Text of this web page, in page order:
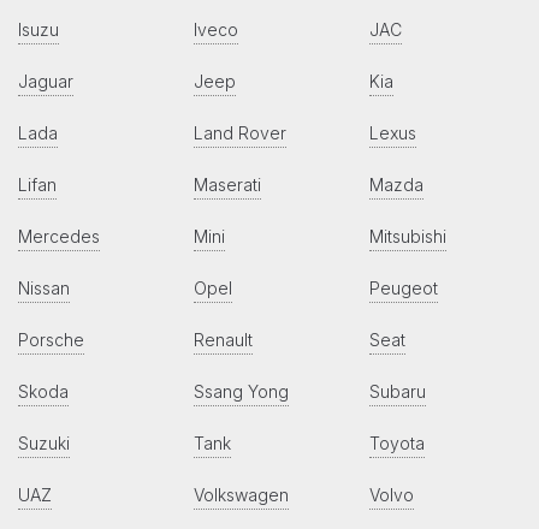
Isuzu Iveco JAC
Jaguar Jeep Kia
Lada Land Rover Lexus
Lifan Maserati Mazda
Mercedes Mini Mitsubishi
Nissan Opel Peugeot
Porsche Renault Seat
Skoda Ssang Yong Subaru
Suzuki Tank Toyota
UAZ Volkswagen Volvo